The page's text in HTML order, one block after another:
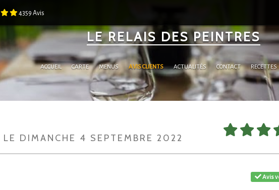
4359 Avis
LE RELAIS DES PEINTRES
ACCUEIL CARTE MENUS AVIS CLIENTS ACTUALITÉS CONTACT RECETTES
LE DIMANCHE 4 SEPTEMBRE 2022
Avis